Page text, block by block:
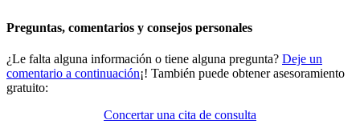
Preguntas, comentarios y consejos personales
¿Le falta alguna información o tiene alguna pregunta? Deje un
comentario a continuación¡! También puede obtener asesoramiento
gratuito:
Concertar una cita de consulta